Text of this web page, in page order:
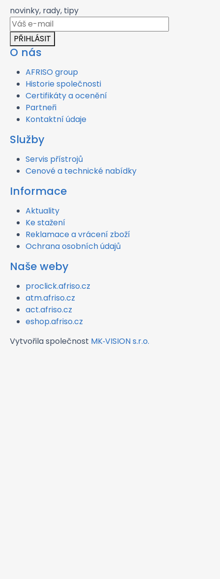
novinky, rady, tipy
PŘIHLÁSIT
O nás
AFRISO group
Historie společnosti
Certifikáty a ocenění
Partneři
Kontaktní údaje
Služby
Servis přístrojů
Cenové a technické nabídky
Informace
Aktuality
Ke stažení
Reklamace a vrácení zboží
Ochrana osobních údajů
Naše weby
proclick.afriso.cz
atm.afriso.cz
act.afriso.cz
eshop.afriso.cz
Vytvořila společnost MK‑VISION s.r.o.